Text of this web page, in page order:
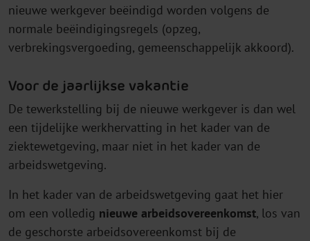
nieuwe werkgever beëindigd worden volgens de
normale beëindigingsregels (opzeg,
verbrekingsvergoeding, gemeenschappelijk akkoord).
Voor de jaarlijkse vakantie
De tewerkstelling bij de nieuwe werkgever is dan wel
een tijdelijke werkhervatting in het kader van de
ziektewetgeving, maar niet in het kader van de
arbeidswetgeving.
In het kader van de arbeidswetgeving gaat het hier
om een volledig nieuwe arbeidsovereenkomst, los van
de geschorste arbeidsovereenkomst bij de